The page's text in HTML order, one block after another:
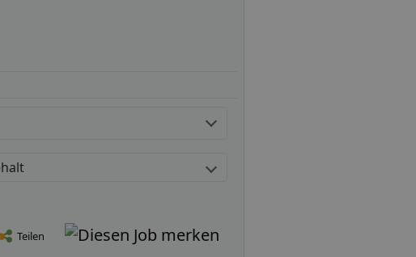
Teilen